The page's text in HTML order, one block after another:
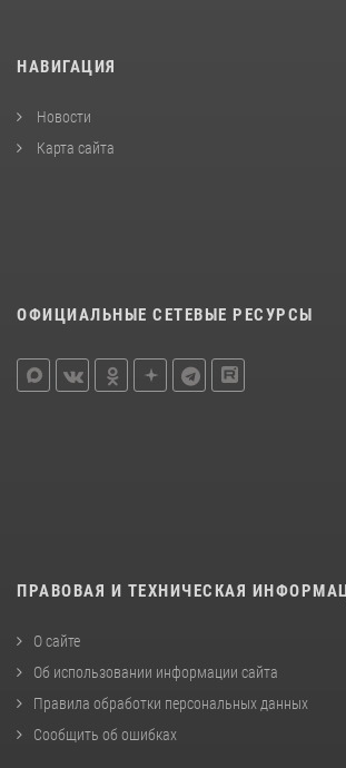
НАВИГАЦИЯ
Новости
Карта сайта
ОФИЦИАЛЬНЫЕ СЕТЕВЫЕ РЕСУРСЫ
ПРАВОВАЯ И ТЕХНИЧЕСКАЯ
О сайте
Об использовании информации сайта
Правила обработки персональных данных
Сообщить об ошибках